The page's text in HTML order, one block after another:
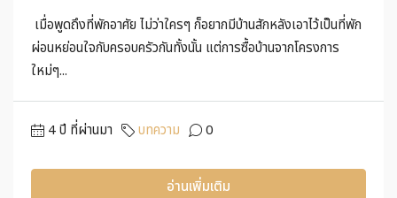
เมื่อพูดถึงที่พักอาศัย ไม่ว่าใครๆ ก็อยากมีบ้านสักหลังเอาไว้เป็นที่พัก
ผ่อนหย่อนใจกับครอบครัวกันทั้งนั้น แต่การซื้อบ้านจากโครงการ
ใหม่ๆ...
4 ปี ที่ผ่านมา บทความ 0
อ่านเพิ่มเติม